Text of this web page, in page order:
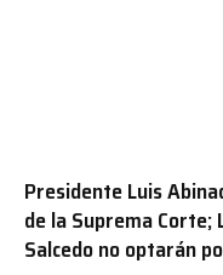
Presidente Luis
de la Suprema Corte;
Salcedo no optarán